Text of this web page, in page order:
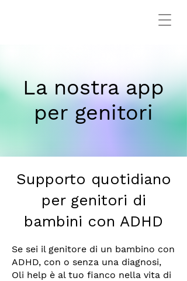
La nostra app
per genitori
Supporto quotidiano
per genitori di
bambini con ADHD
Se sei il genitore di un bambino con
ADHD, con o senza una diagnosi,
Oli help è al tuo fianco nella vita di